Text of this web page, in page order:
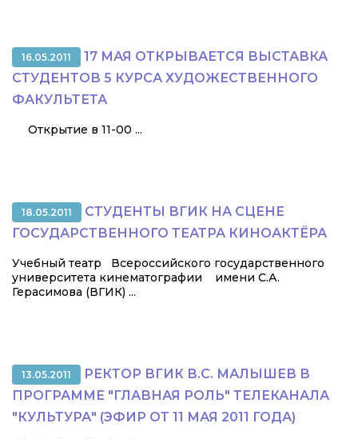
16.05.2011
17 МАЯ ОТКРЫВАЕТСЯ ВЫСТАВКА
СТУДЕНТОВ 5 КУРСА ХУДОЖЕСТВЕННОГО
ФАКУЛЬТЕТА
Открытие в 11-00 ...
18.05.2011
СТУДЕНТЫ ВГИК НА СЦЕНЕ
ГОСУДАРСТВЕННОГО ТЕАТРА КИНОАКТЁРА
Учебный театр Всероссийского государственного
университета кинематографии имени С.А.
Герасимова (ВГИК) ...
13.05.2011
РЕКТОР ВГИК В.С. МАЛЫШЕВ В
ПРОГРАММЕ "ГЛАВНАЯ РОЛЬ" ТЕЛЕКАНАЛА
"КУЛЬТУРА" (ЭФИР ОТ 11 МАЯ 2011 ГОДА)